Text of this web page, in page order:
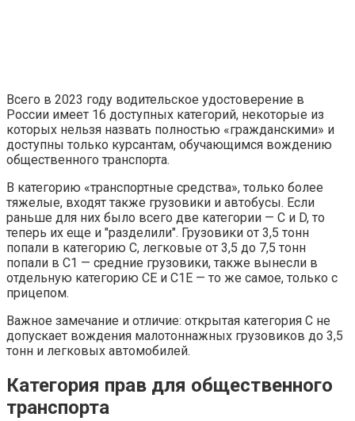
Всего в 2023 году водительское удостоверение в
России имеет 16 доступных категорий, некоторые из
которых нельзя назвать полностью «гражданскими» и
доступны только курсантам, обучающимся вождению
общественного транспорта.
В категорию «транспортные средства», только более
тяжелые, входят также грузовики и автобусы. Если
раньше для них было всего две категории — С и D, то
теперь их еще и "разделили". Грузовики от 3,5 тонн
попали в категорию С, легковые от 3,5 до 7,5 тонн
попали в С1 — средние грузовики, также вынесли в
отдельную категорию СЕ и С1Е — то же самое, только с
прицепом.
Важное замечание и отличие: открытая категория С не
допускает вождения малотоннажных грузовиков до 3,5
тонн и легковых автомобилей.
Категория прав для общественного
транспорта